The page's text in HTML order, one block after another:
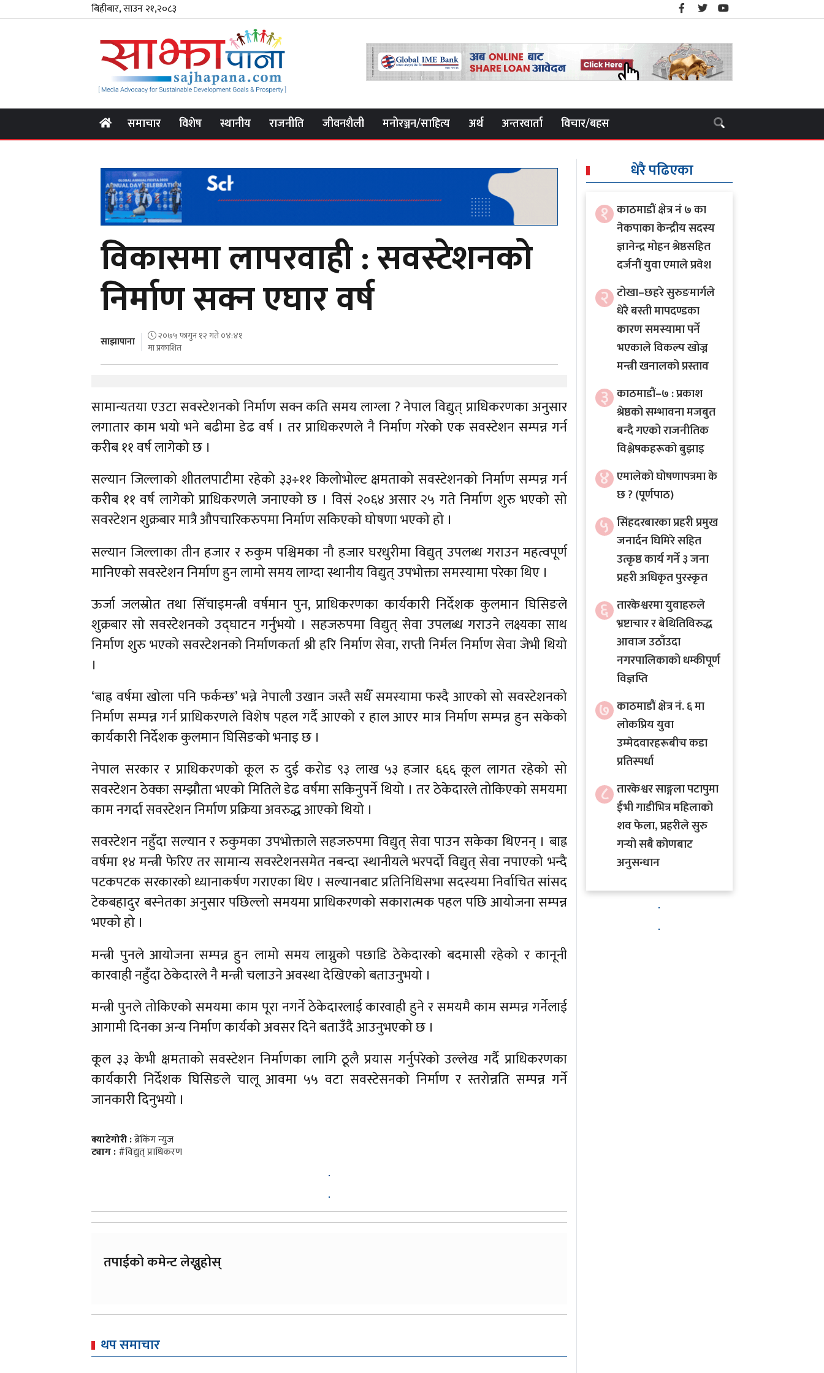
बिहीबार, साउन २१,२०८३
समाचार विशेष स्थानीय राजनीति जीवनशैली मनोरञ्जन/साहित्य अर्थ अन्तरवार्ता विचार/बहस
विकासमा लापरवाही : सवस्टेशनको
निर्माण सक्न एघार वर्ष
साझापाना
२०७५ फागुन १२ गते ०४:४१
मा प्रकाशित
सामान्यतया एउटा सवस्टेशनको निर्माण सक्न कति समय लाग्ला ? नेपाल विद्युत् प्राधिकरणका अनुसार
लगातार काम भयो भने बढीमा डेढ वर्ष । तर प्राधिकरणले नै निर्माण गरेको एक सवस्टेशन सम्पन्न गर्न
करीब ११ वर्ष लागेको छ ।
सल्यान जिल्लाको शीतलपाटीमा रहेको ३३÷११ किलोभोल्ट क्षमताको सवस्टेशनको निर्माण सम्पन्न गर्न
करीब ११ वर्ष लागेको प्राधिकरणले जनाएको छ । विसं २०६४ असार २५ गते निर्माण शुरु भएको सो
सवस्टेशन शुक्रबार मात्रै औपचारिकरुपमा निर्माण सकिएको घोषणा भएको हो ।
सल्यान जिल्लाका तीन हजार र रुकुम पश्चिमका नौ हजार घरधुरीमा विद्युत् उपलब्ध गराउन महत्वपूर्ण
मानिएको सवस्टेशन निर्माण हुन लामो समय लाग्दा स्थानीय विद्युत् उपभोक्ता समस्यामा परेका थिए ।
ऊर्जा जलस्रोत तथा सिँचाइमन्त्री वर्षमान पुन, प्राधिकरणका कार्यकारी निर्देशक कुलमान घिसिङले
शुक्रबार सो सवस्टेशनको उद्घाटन गर्नुभयो । सहजरुपमा विद्युत् सेवा उपलब्ध गराउने लक्ष्यका साथ
निर्माण शुरु भएको सवस्टेशनको निर्माणकर्ता श्री हरि निर्माण सेवा, राप्ती निर्मल निर्माण सेवा जेभी थियो
।
‘बाह्र वर्षमा खोला पनि फर्कन्छ’ भन्ने नेपाली उखान जस्तै सधैँ समस्यामा फस्दै आएको सो सवस्टेशनको
निर्माण सम्पन्न गर्न प्राधिकरणले विशेष पहल गर्दै आएको र हाल आएर मात्र निर्माण सम्पन्न हुन सकेको
कार्यकारी निर्देशक कुलमान घिसिङको भनाइ छ ।
नेपाल सरकार र प्राधिकरणको कूल रु दुई करोड ९३ लाख ५३ हजार ६६६ कूल लागत रहेको सो
सवस्टेशन ठेक्का सम्झौता भएको मितिले डेढ वर्षमा सकिनुपर्ने थियो । तर ठेकेदारले तोकिएको समयमा
काम नगर्दा सवस्टेशन निर्माण प्रक्रिया अवरुद्ध आएको थियो ।
सवस्टेशन नहुँदा सल्यान र रुकुमका उपभोक्ताले सहजरुपमा विद्युत् सेवा पाउन सकेका थिएनन् । बाह्र
वर्षमा १४ मन्त्री फेरिए तर सामान्य सवस्टेशनसमेत नबन्दा स्थानीयले भरपर्दो विद्युत् सेवा नपाएको भन्दै
पटकपटक सरकारको ध्यानाकर्षण गराएका थिए । सल्यानबाट प्रतिनिधिसभा सदस्यमा निर्वाचित सांसद
टेकबहादुर बस्नेतका अनुसार पछिल्लो समयमा प्राधिकरणको सकारात्मक पहल पछि आयोजना सम्पन्न
भएको हो ।
मन्त्री पुनले आयोजना सम्पन्न हुन लामो समय लाग्नुको पछाडि ठेकेदारको बदमासी रहेको र कानूनी
कारवाही नहुँदा ठेकेदारले नै मन्त्री चलाउने अवस्था देखिएको बताउनुभयो ।
मन्त्री पुनले तोकिएको समयमा काम पूरा नगर्ने ठेकेदारलाई कारवाही हुने र समयमै काम सम्पन्न गर्नेलाई
आगामी दिनका अन्य निर्माण कार्यको अवसर दिने बताउँदै आउनुभएको छ ।
कूल ३३ केभी क्षमताको सवस्टेशन निर्माणका लागि ठूलै प्रयास गर्नुपरेको उल्लेख गर्दै प्राधिकरणका
कार्यकारी निर्देशक घिसिङले चालू आवमा ५५ वटा सवस्टेसनको निर्माण र स्तरोन्नति सम्पन्न गर्ने
जानकारी दिनुभयो ।
क्याटेगोरी :ब्रेकिंग न्युज
ट्याग :#विद्युत् प्राधिकरण
तपाईको कमेन्ट लेख्नुहोस्
थप समाचार
धेरै पढिएका
१ काठमाडौं क्षेत्र नं ७ का
नेकपाका केन्द्रीय सदस्य
ज्ञानेन्द्र मोहन श्रेष्ठसहित
दर्जनौं युवा एमाले प्रवेश
२ टोखा–छहरे सुरुङमार्गले
धेरै बस्ती मापदण्डका
कारण समस्यामा पर्ने
भएकाले विकल्प खोज्न
मन्त्री खनालको प्रस्ताव
३ काठमाडौं–७ : प्रकाश
श्रेष्ठको सम्भावना मजबुत
बन्दै गएको राजनीतिक
विश्लेषकहरूको बुझाइ
४ एमालेको घोषणापत्रमा के
छ ? (पूर्णपाठ)
५ सिंहदरबारका प्रहरी प्रमुख
जनार्दन घिमिरे सहित
उत्कृष्ठ कार्य गर्ने ३ जना
प्रहरी अधिकृत पुरस्कृत
६ तारकेश्वरमा युवाहरुले
भ्रष्टाचार र बेथितिविरुद्ध
आवाज उठाँउदा
नगरपालिकाको धम्कीपूर्ण
विज्ञप्ति
७ काठमाडौं क्षेत्र नं. ६ मा
लोकप्रिय युवा
उम्मेदवारहरूबीच कडा
प्रतिस्पर्धा
८ तारकेश्वर साङ्गला पटापुमा
ईभी गाडीभित्र महिलाको
शव फेला, प्रहरीले सुरु
गर्‍यो सबै कोणबाट
अनुसन्धान